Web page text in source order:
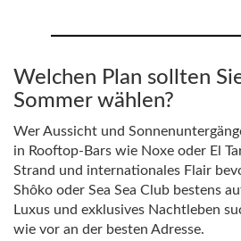
Welchen Plan sollten
Sommer wählen?
Wer Aussicht und
in Rooftop-Bars wie Noxe oder El
Strand und internationales Flair
Shôko oder Sea Sea Club bestens
Luxus und exklusives Nachtleben
wie vor an der besten Adresse.